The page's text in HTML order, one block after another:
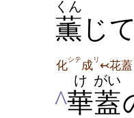
薫
くん
じ
化シテ成リ↢花蓋
^華
け
蓋
がい